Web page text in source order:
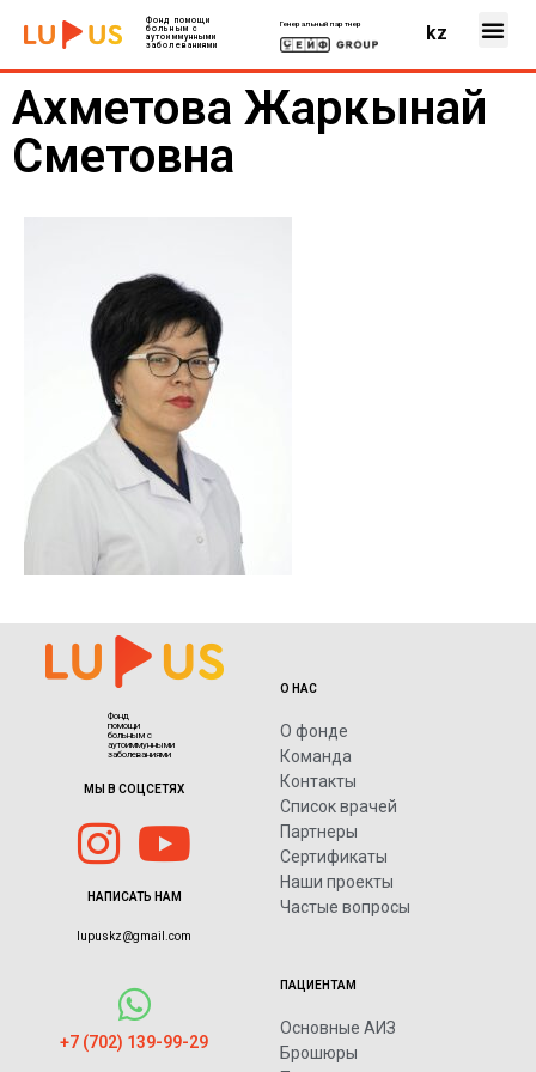
Фонд помощи
больным с
аутоиммунными
заболеваниями
Генеральный партнер kz
Ахметова Жаркынай
Сметовна
Фонд
помощи
больным с
аутоиммунными
заболеваниями
МЫ В СОЦСЕТЯХ
НАПИСАТЬ НАМ
lupuskz@gmail.com
+7 (702) 139-99-29
О НАС
О фонде
Команда
Контакты
Список врачей
Партнеры
Сертификаты
Наши проекты
Частые вопросы
ПАЦИЕНТАМ
Основные АИЗ
Брошюры